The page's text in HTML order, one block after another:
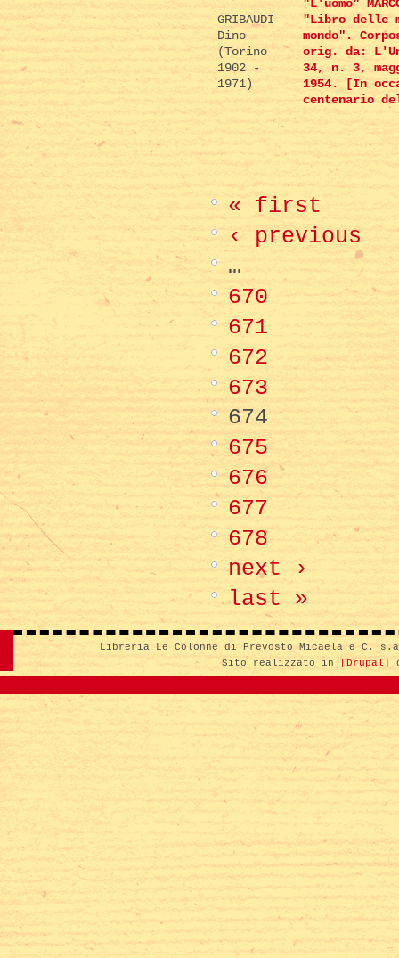
GRIBAUDI
Dino
(Torino
1902 -
1971)
"L'uomo"
"Libro delle
mondo".
orig. da:
34, n. 3,
1954. [In
centenario
« first
‹ previous
…
670
671
672
673
674
675
676
677
678
next ›
last »
Libreria Le Colonne di Prevosto Micaela e C.
Sito realizzato in
[Drupal]